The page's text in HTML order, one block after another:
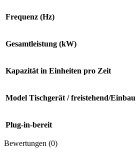
Frequenz (Hz)
Gesamtleistung (kW)
Kapazität in Einheiten pro Zeit
Model Tischgerät / freistehend/Einbau
Plug-in-bereit
Bewertungen (0)